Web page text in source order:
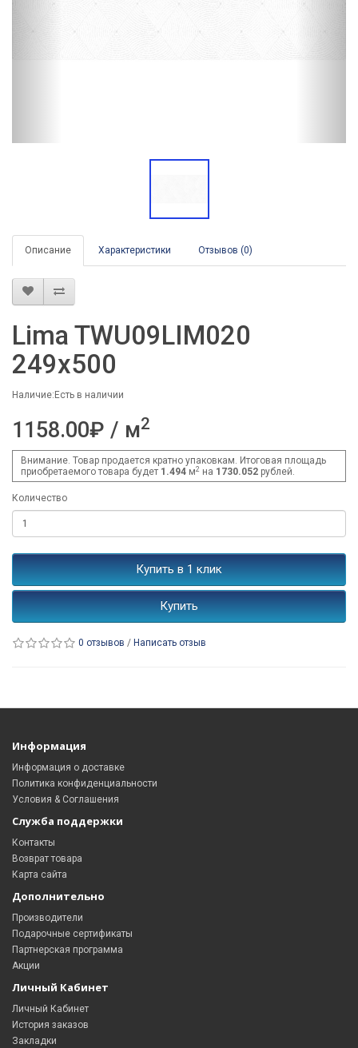
Описание Характеристики Отзывов (0)
Lima TWU09LIM020
249x500
Наличие:Есть в наличии
1158.00₽ / м2
Внимание. Товар продается кратно упаковкам. Итоговая площадь
приобретаемого товара будет 1.494 м2 на 1730.052 рублей.
Количество
Купить в 1 клик
Купить
0 отзывов / Написать отзыв
Информация
Информация о доставке
Политика конфиденциальности
Условия & Соглашения
Служба поддержки
Контакты
Возврат товара
Карта сайта
Дополнительно
Производители
Подарочные сертификаты
Партнерская программа
Акции
Личный Кабинет
Личный Кабинет
История заказов
Закладки